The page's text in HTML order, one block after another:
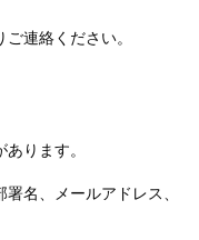
ご連絡ください。
ります。
名、メールアドレス、